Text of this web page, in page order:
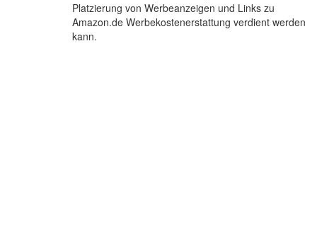
Platzierung von Werbeanzeigen und Links zu
Amazon.de Werbekostenerstattung verdient werden
kann.